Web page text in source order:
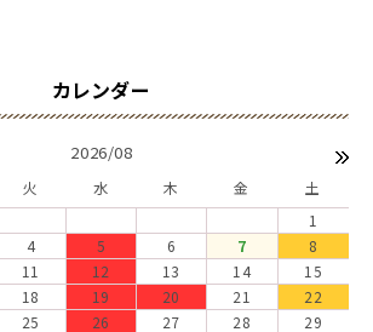
2026/08
火 水 木 金
土
1
4 5 6 7
8
11 12 13 14
15
18 19 20 21
22
25 26 27 28
29